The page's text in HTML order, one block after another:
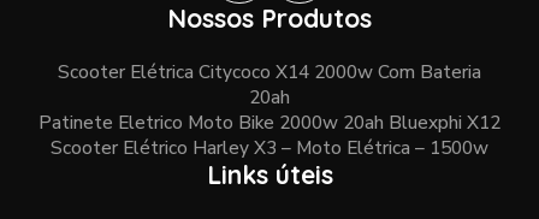
Nossos Produtos
Scooter Elétrica Citycoco X14 2000w Com Bateria
20ah
Patinete Eletrico Moto Bike 2000w 20ah Bluexphi X12
Scooter Elétrico Harley X3 – Moto Elétrica – 1500w
Links úteis